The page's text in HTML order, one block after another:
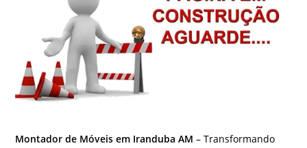
Montador de Móveis em Iranduba AM – Transformando